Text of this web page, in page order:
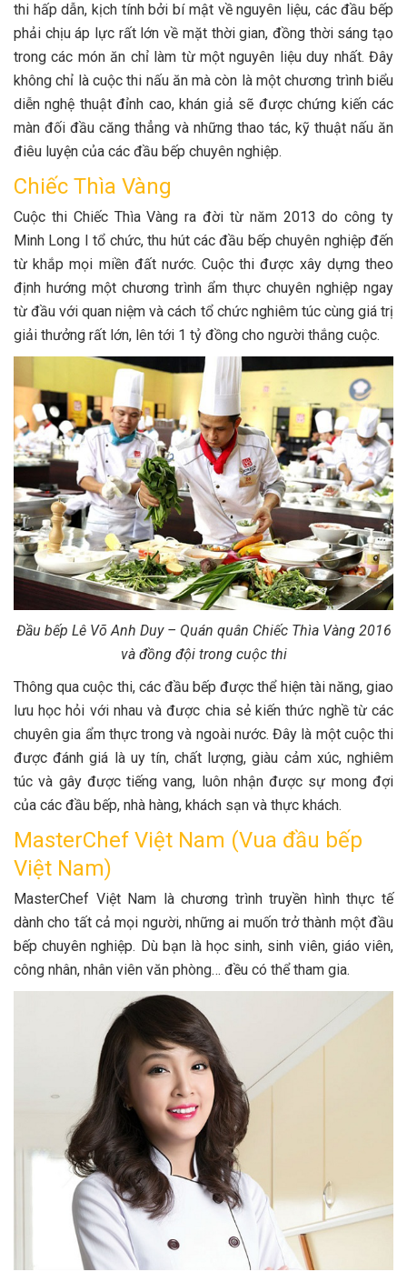
thi hấp dẫn, kịch tính bởi bí mật về nguyên liệu, các đầu bếp
phải chịu áp lực rất lớn về mặt thời gian, đồng thời sáng tạo
trong các món ăn chỉ làm từ một nguyên liệu duy nhất. Đây
không chỉ là cuộc thi nấu ăn mà còn là một chương trình biểu
diễn nghệ thuật đỉnh cao, khán giả sẽ được chứng kiến các
màn đối đầu căng thẳng và những thao tác, kỹ thuật nấu ăn
điêu luyện của các đầu bếp chuyên nghiệp.
Chiếc Thìa Vàng
Cuộc thi Chiếc Thìa Vàng ra đời từ năm 2013 do công ty
Minh Long I tổ chức, thu hút các đầu bếp chuyên nghiệp đến
từ khắp mọi miền đất nước. Cuộc thi được xây dựng theo
định hướng một chương trình ẩm thực chuyên nghiệp ngay
từ đầu với quan niệm và cách tổ chức nghiêm túc cùng giá trị
giải thưởng rất lớn, lên tới 1 tỷ đồng cho người thắng cuộc.
Đầu bếp Lê Võ Anh Duy – Quán quân Chiếc Thìa Vàng 2016
và đồng đội trong cuộc thi
Thông qua cuộc thi, các đầu bếp được thể hiện tài năng, giao
lưu học hỏi với nhau và được chia sẻ kiến thức nghề từ các
chuyên gia ẩm thực trong và ngoài nước. Đây là một cuộc thi
được đánh giá là uy tín, chất lượng, giàu cảm xúc, nghiêm
túc và gây được tiếng vang, luôn nhận được sự mong đợi
của các đầu bếp, nhà hàng, khách sạn và thực khách.
MasterChef Việt Nam (Vua đầu bếp
Việt Nam)
MasterChef Việt Nam là chương trình truyền hình thực tế
dành cho tất cả mọi người, những ai muốn trở thành một đầu
bếp chuyên nghiệp. Dù bạn là học sinh, sinh viên, giáo viên,
công nhân, nhân viên văn phòng… đều có thể tham gia.